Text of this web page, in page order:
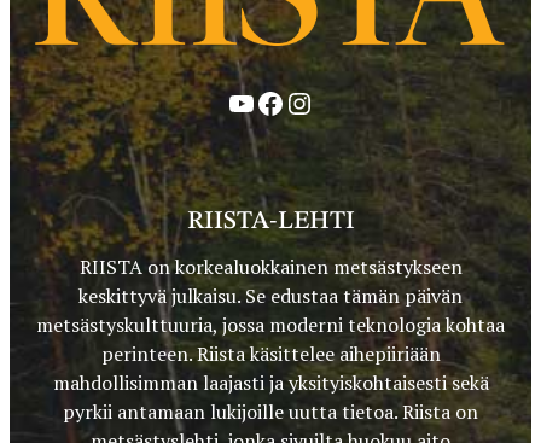
YouTube
Facebook
Instagram
RIISTA-LEHTI
RIISTA on korkealuokkainen metsästykseen
keskittyvä julkaisu. Se edustaa tämän päivän
metsästyskulttuuria, jossa moderni teknologia kohtaa
perinteen. Riista käsittelee aihepiiriään
mahdollisimman laajasti ja yksityiskohtaisesti sekä
pyrkii antamaan lukijoille uutta tietoa. Riista on